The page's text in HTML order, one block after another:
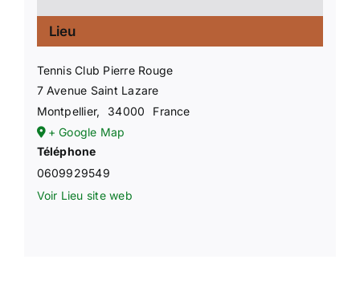
Lieu
Tennis Club Pierre Rouge
7 Avenue Saint Lazare
Montpellier, 34000
France
+ Google Map
Téléphone
0609929549
Voir Lieu site web